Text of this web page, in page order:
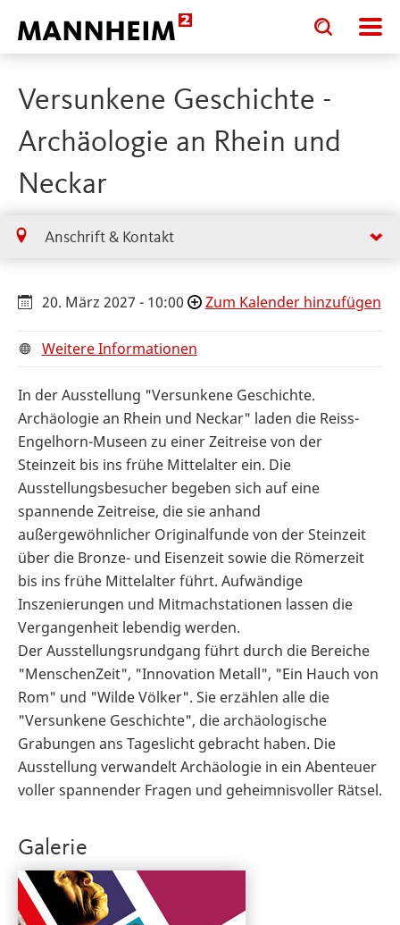
Toggle
search
input
Toggle
search
input
Versunkene Geschichte -
Archäologie an Rhein und
Neckar
Anschrift & Kontakt
20. März 2027 - 10:00 Zum Kalender hinzufügen
Weitere Informationen
In der Ausstellung "Versunkene Geschichte.
Archäologie an Rhein und Neckar" laden die Reiss-
Engelhorn-Museen zu einer Zeitreise von der
Steinzeit bis ins frühe Mittelalter ein. Die
Ausstellungsbesucher begeben sich auf eine
spannende Zeitreise, die sie anhand
außergewöhnlicher Originalfunde von der Steinzeit
über die Bronze- und Eisenzeit sowie die Römerzeit
bis ins frühe Mittelalter führt. Aufwändige
Inszenierungen und Mitmachstationen lassen die
Vergangenheit lebendig werden.
Der Ausstellungsrundgang führt durch die Bereiche
"MenschenZeit", "Innovation Metall", "Ein Hauch von
Rom" und "Wilde Völker". Sie erzählen alle die
"Versunkene Geschichte", die archäologische
Grabungen ans Tageslicht gebracht haben. Die
Ausstellung verwandelt Archäologie in ein Abenteuer
voller spannender Fragen und geheimnisvoller Rätsel.
Galerie